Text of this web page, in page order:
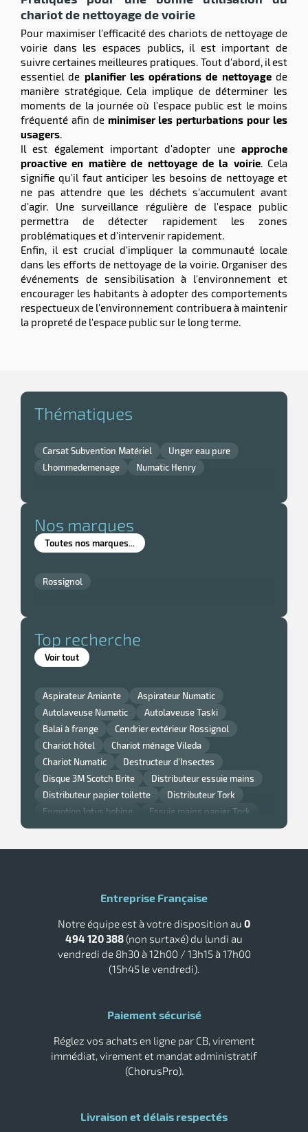
chariot de nettoyage de voirie
Pour maximiser l'efficacité des chariots de nettoyage de
voirie dans les espaces publics, il est important de
suivre certaines meilleures pratiques. Tout d'abord, il est
essentiel de planifier les opérations de nettoyagede
manière stratégique. Cela implique de déterminer les
moments de la journée où l'espace public est le moins
fréquenté afin de minimiser les perturbations pour les
usagers.
Il est également important d'adopter une approche
proactive en matière de nettoyage de la voirie. Cela
signifie qu'il faut anticiper les besoins de nettoyage et
ne pas attendre que les déchets s'accumulent avant
d'agir. Une surveillance régulière de l'espace public
permettra de détecter rapidement les zones
problématiques et d'intervenir rapidement.
Enfin, il est crucial d'impliquer la communauté locale
dans les efforts de nettoyage de la voirie. Organiser des
événements de sensibilisation à l'environnement et
encourager les habitants à adopter des comportements
respectueux de l'environnement contribuera à maintenir
la propreté de l'espace public sur le long terme.
Thématiques
Carsat Subvention Matériel
Unger eau pure
Lhommedemenage
Numatic Henry
Nos marques
Toutes nos marques...
Rossignol
Top recherche
Voir tout
Aspirateur Amiante
Aspirateur Numatic
Autolaveuse Numatic
Autolaveuse Taski
Balai à frange
Cendrier extérieur Rossignol
Chariot hôtel
Chariot ménage Vileda
Chariot Numatic
Destructeur d'Insectes
Disque 3M Scotch Brite
Distributeur essuie mains
Distributeur papier toilette
Distributeur Tork
Enmotion lotus bobine
Essuie mains papier Tork
Gant nitrile
Lavette super chicopee
Monobrosse
Poubelle Rossignol
Poubelle Rubbermaid
Tork savon
Entreprise Française
Notre équipe est à votre disposition au 0
494 120 388 (non surtaxé) du lundi au
vendredi de 8h30 à 12h00 / 13h15 à 17h00
(15h45 le vendredi).
Paiement sécurisé
Réglez vos achats en ligne par CB, virement
immédiat, virement et mandat administratif
(ChorusPro).
Livraison et délais respectés